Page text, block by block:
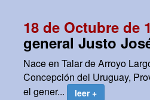
18 de Octubre de
general Justo
Nace en Talar de Arroyo
Concepción del Uruguay,
el gener...
leer +